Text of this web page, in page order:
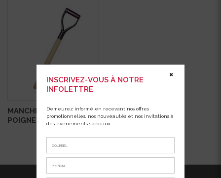
MANCHE DE PELLE
POIGNE EN YD
INSCRIVEZ-VOUS À NOTRE
INFOLETTRE
Demeurez informé en recevant nos offres
promotionnelles, nos nouveautés et nos invitations à
des événements spéciaux.
✖
APPELEZ-NOUS AU514-381-7456